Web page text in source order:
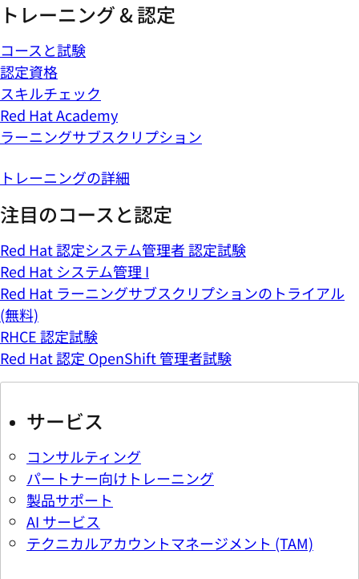
トレーニング & 認定
コースと試験
認定資格
スキルチェック
Red Hat Academy
ラーニングサブスクリプション
トレーニングの詳細
注目のコースと認定
Red Hat 認定システム管理者 認定試験
Red Hat システム管理 I
Red Hat ラーニングサブスクリプションのトライアル
(無料)
RHCE 認定試験
Red Hat 認定 OpenShift 管理者試験
サービス
コンサルティング
パートナー向けトレーニング
製品サポート
AI サービス
テクニカルアカウントマネージメント (TAM)